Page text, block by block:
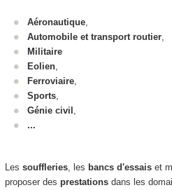
Aéronautique
Automobile et transport routier
Militaire
Eolien
Ferroviaire
Sports
Génie civil
...
Les souffleries, les bancs d'essaiset
proposer des prestations dans les